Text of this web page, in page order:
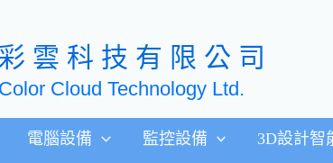
彩 雲 科 技 有 限 公 司
Color Cloud Technology Ltd.
電腦設備 監控設備 3D設計智